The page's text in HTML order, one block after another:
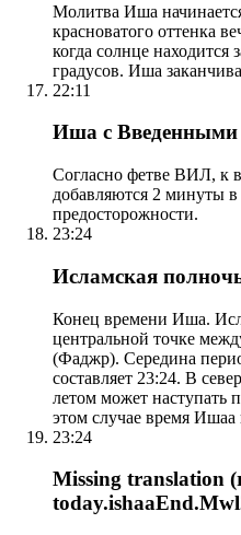
Молитва Иша
красноватого оттенка
когда солнце находится
градусов. Иша
22:11
Иша с Введенными
Согласно фетве ВИЛ, к
добавляются 2 минуты в
предосторожности.
23:24
Исламская
Конец времени Иша.
центральной точке
(Фаджр). Середина
составляет 23:24. В
летом может наступать
этом случае время
23:24
Missing translation